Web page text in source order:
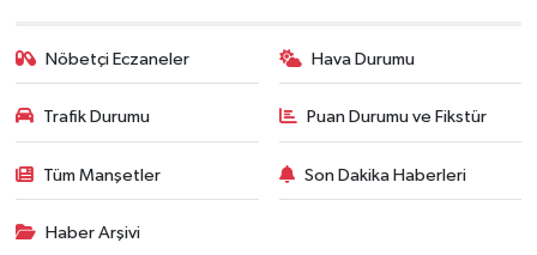
Nöbetçi Eczaneler Hava Durumu
Trafik Durumu Puan Durumu ve Fikstür
Tüm Manşetler Son Dakika Haberleri
Haber Arşivi